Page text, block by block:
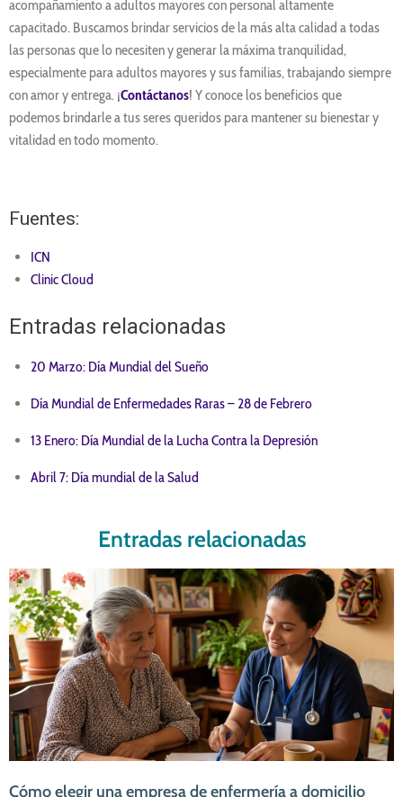
acompañamiento a adultos mayores con personal altamente
capacitado. Buscamos brindar servicios de la más alta calidad a todas
las personas que lo necesiten y generar la máxima tranquilidad,
especialmente para adultos mayores y sus familias, trabajando siempre
con amor y entrega. ¡Contáctanos! Y conoce los beneficios que
podemos brindarle a tus seres queridos para mantener su bienestar y
vitalidad en todo momento.
Fuentes:
ICN
Clinic Cloud
Entradas relacionadas
20 Marzo: Día Mundial del Sueño
Día Mundial de Enfermedades Raras – 28 de Febrero
13 Enero: Día Mundial de la Lucha Contra la Depresión
Abril 7: Día mundial de la Salud
Entradas relacionadas
Cómo elegir una empresa de enfermería a domicilio